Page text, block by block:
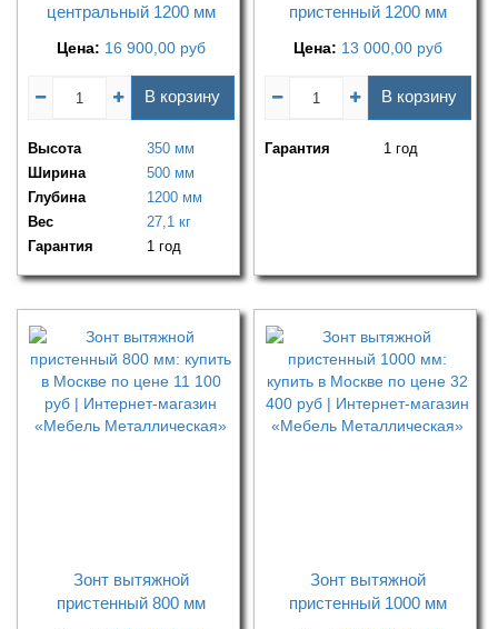
центральный 1200 мм
Цена: 16 900,00 руб
В корзину
Высота
350 мм
Ширина
500 мм
Глубина
1200 мм
Вес
27,1 кг
Гарантия
1 год
пристенный 1200 мм
Цена: 13 000,00 руб
В корзину
Гарантия 1 год
Зонт вытяжной
пристенный 800 мм
Зонт вытяжной
пристенный 1000 мм